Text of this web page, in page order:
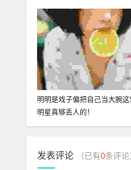
明明是戏子偏把自己当大腕
明星真够丢人的！
发表评论 （已有0条评论